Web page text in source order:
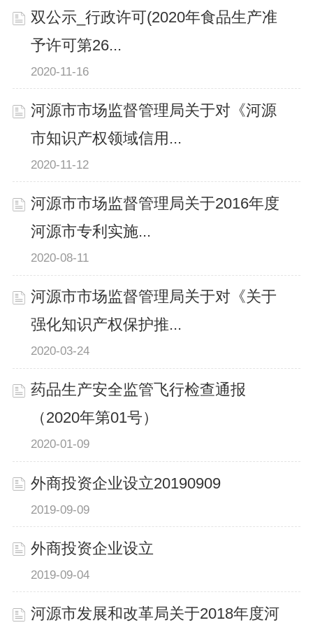
双公示_行政许可(2020年食品生产准
予许可第26...
2020-11-16
河源市市场监督管理局关于对《河源
市知识产权领域信用...
2020-11-12
河源市市场监督管理局关于2016年度
河源市专利实施...
2020-08-11
河源市市场监督管理局关于对《关于
强化知识产权保护推...
2020-03-24
药品生产安全监管飞行检查通报
（2020年第01号）
2020-01-09
外商投资企业设立20190909
2019-09-09
外商投资企业设立
2019-09-04
河源市发展和改革局关于2018年度河